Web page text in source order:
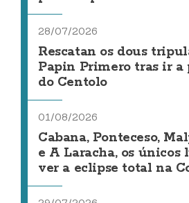
28/07/2026
Rescatan os dous
Papin Primero tras ir a
do Centolo
01/08/2026
Cabana, Ponteceso,
e A Laracha, os únicos
ver a eclipse total na